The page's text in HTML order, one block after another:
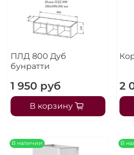
ПЛД 800 Дуб
бунратти
1 950 руб
В корзину
2
В наличии В